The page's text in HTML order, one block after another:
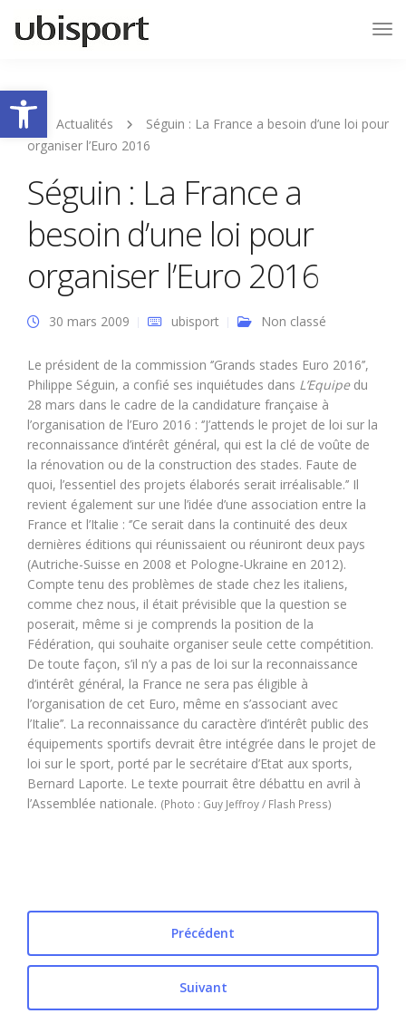
Ouvrir la barre d’outils
Actualités
Séguin : La France a besoin d’une loi pour
organiser l’Euro 2016
Séguin : La France a
besoin d’une loi pour
organiser l’Euro 2016
30 mars 2009 ubisport Non classé
Le président de la commission ‘’Grands stades Euro 2016’’,
Philippe Séguin, a confié ses inquiétudes dans L’Equipedu
28 mars dans le cadre de la candidature française à
l’organisation de l’Euro 2016 : ‘’J’attends le projet de loi sur la
reconnaissance d’intérêt général, qui est la clé de voûte de
la rénovation ou de la construction des stades. Faute de
quoi, l’essentiel des projets élaborés serait irréalisable.’’ Il
revient également sur une l’idée d’une association entre la
France et l’Italie : ‘’Ce serait dans la continuité des deux
dernières éditions qui réunissaient ou réuniront deux pays
(Autriche-Suisse en 2008 et Pologne-Ukraine en 2012).
Compte tenu des problèmes de stade chez les italiens,
comme chez nous, il était prévisible que la question se
poserait, même si je comprends la position de la
Fédération, qui souhaite organiser seule cette compétition.
De toute façon, s’il n’y a pas de loi sur la reconnaissance
d’intérêt général, la France ne sera pas éligible à
l’organisation de cet Euro, même en s’associant avec
l’Italie’’. La reconnaissance du caractère d’intérêt public des
équipements sportifs devrait être intégrée dans le projet de
loi sur le sport, porté par le secrétaire d’Etat aux sports,
Bernard Laporte. Le texte pourrait être débattu en avril à
l’Assemblée nationale. (Photo : Guy Jeffroy / Flash Press)
Précédent
Suivant